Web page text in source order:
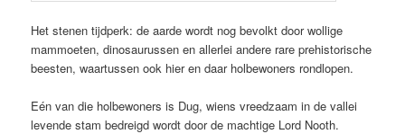
Het stenen tijdperk: de aarde wordt nog bevolkt door wollige
mammoeten, dinosaurussen en allerlei andere rare prehistorische
beesten, waartussen ook hier en daar holbewoners rondlopen.
Eén van die holbewoners is Dug, wiens vreedzaam in de vallei
levende stam bedreigd wordt door de machtige Lord Nooth.